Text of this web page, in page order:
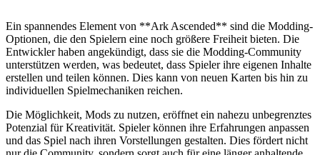
Ein spannendes Element von **Ark Ascended** sind die Modding-
Optionen, die den Spielern eine noch größere Freiheit bieten. Die
Entwickler haben angekündigt, dass sie die Modding-Community
unterstützen werden, was bedeutet, dass Spieler ihre eigenen Inhalte
erstellen und teilen können. Dies kann von neuen Karten bis hin zu
individuellen Spielmechaniken reichen.
Die Möglichkeit, Mods zu nutzen, eröffnet ein nahezu unbegrenztes
Potenzial für Kreativität. Spieler können ihre Erfahrungen anpassen
und das Spiel nach ihren Vorstellungen gestalten. Dies fördert nicht